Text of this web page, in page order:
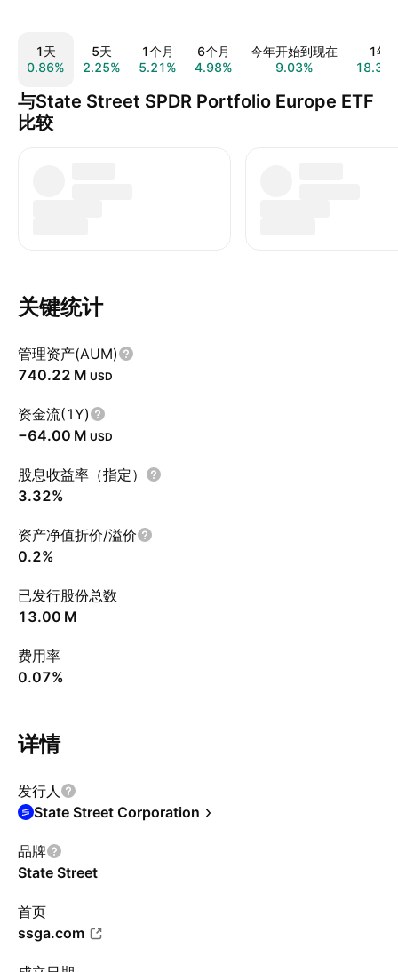
1天
0.86%
5天
2.25%
1个月
5.21%
6个月
4.98%
今年开始到现在
9.03%
1年
与State Street SPDR Portfolio Europe ETF
比较
关键统计
管理资产(AUM)
‪740.22 M‬ USD
资金流(1Y)
‪−64.00 M‬ USD
股息收益率（指定）
3.32%
资产净值折价/溢价
0.2%
已发行股份总数
‪13.00 M‬
费用率
0.07%
详情
发行人
State Street Corporation
品牌
State Street
首页
ssga.com